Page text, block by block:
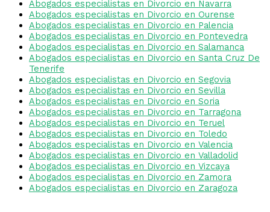
Abogados especialistas en Divorcio en Navarra
Abogados especialistas en Divorcio en Ourense
Abogados especialistas en Divorcio en Palencia
Abogados especialistas en Divorcio en Pontevedra
Abogados especialistas en Divorcio en Salamanca
Abogados especialistas en Divorcio en Santa Cruz De
Tenerife
Abogados especialistas en Divorcio en Segovia
Abogados especialistas en Divorcio en Sevilla
Abogados especialistas en Divorcio en Soria
Abogados especialistas en Divorcio en Tarragona
Abogados especialistas en Divorcio en Teruel
Abogados especialistas en Divorcio en Toledo
Abogados especialistas en Divorcio en Valencia
Abogados especialistas en Divorcio en Valladolid
Abogados especialistas en Divorcio en Vizcaya
Abogados especialistas en Divorcio en Zamora
Abogados especialistas en Divorcio en Zaragoza